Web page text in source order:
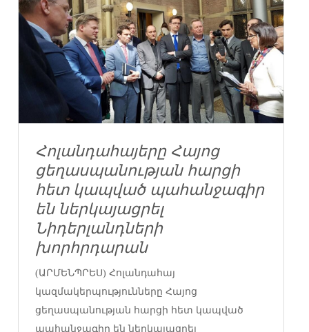
Հոլանդահայերը Հայոց
ցեղասպանության հարցի
հետ կապված պահանջագիր
են ներկայացրել
Նիդերլանդների
խորհրդարան
(ԱՐՄԵՆՊՐԵՍ) Հոլանդահայ
կազմակերպությունները Հայոց
ցեղասպանության հարցի հետ կապված
պահանջագիր են ներկայացրել